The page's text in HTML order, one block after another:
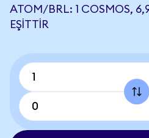
ATOM/BRL: 1 COSMOS,
EŞITTIR